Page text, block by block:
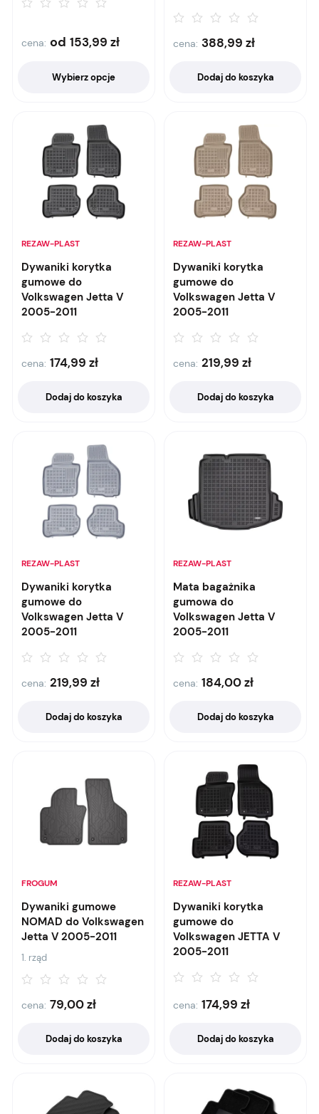
cena: od 153,99 zł
Wybierz opcje
cena: 388,99 zł
Dodaj do koszyka
REZAW-PLAST
Dywaniki korytka
gumowe do
Volkswagen Jetta V
2005-2011
cena: 174,99 zł
Dodaj do koszyka
REZAW-PLAST
Dywaniki korytka
gumowe do
Volkswagen Jetta V
2005-2011
cena: 219,99 zł
Dodaj do koszyka
REZAW-PLAST
Dywaniki korytka
gumowe do
Volkswagen Jetta V
2005-2011
cena: 219,99 zł
Dodaj do koszyka
REZAW-PLAST
Mata bagażnika
gumowa do
Volkswagen Jetta V
2005-2011
cena: 184,00zł
Dodaj do koszyka
FROGUM
Dywaniki gumowe
NOMAD do Volkswagen
Jetta V 2005-2011
1. rząd
cena: 79,00zł
Dodaj do koszyka
REZAW-PLAST
Dywaniki korytka
gumowe do
Volkswagen JETTA V
2005-2011
cena: 174,99 zł
Dodaj do koszyka